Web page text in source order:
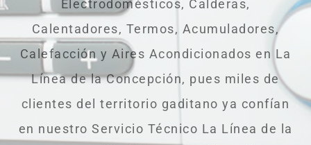
Electrodomésticos, Calderas,
Calentadores, Termos, Acumuladores,
Calefacción y Aires Acondicionados en La
Línea de la Concepción, pues miles de
clientes del territorio gaditano ya confían
en nuestro Servicio Técnico La Línea de la